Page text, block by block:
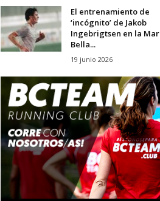
El entrenamiento de
‘incógnito’ de Jakob
Ingebrigtsen en la Mar
Bella...
19 junio 2026